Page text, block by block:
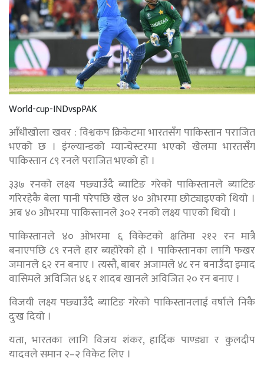
World-cup-INDvspPAK
आँधीखोला खवर : विश्वकप क्रिकेटमा भारतसँग पाकिस्तान पराजित
भएको छ । इंग्ल्यान्डको म्यान्चेस्टरमा भएको खेलमा भारतसँग
पाकिस्तान ८९ रनले पराजित भएको हो ।
३३७ रनको लक्ष्य पछ्याउँदै ब्याटिङ गरेको पाकिस्तानले ब्याटिङ
गरिरहेकै बेला पानी परेपछि खेल ४० ओभरमा छोट्याइएको थियो ।
अब ४० ओभरमा पाकिस्तानले ३०२ रनको लक्ष्य पाएको थियो ।
पाकिस्तानले ४० ओभरमा ६ विकेटको क्षतिमा २१२ रन मात्रै
बनाएपछि ८९ रनले हार ब्यहोरेको हो । पाकिस्तानका लागि फखर
जमानले ६२ रन बनाए । त्यस्तै, बाबर अजामले ४८ रन बनाउँदा इमाद
वासिमले अविजित ४६ र शादब खानले अविजित २० रन बनाए ।
विजयी लक्ष्य पछ्याउँदै ब्याटिङ गरेको पाकिस्तानलाई वर्षाले निकै
दुःख दियो ।
यता, भारतका लागि विजय शंकर, हार्दिक पाण्ड्या र कुलदीप
यादवले समान २–२ विकेट लिए ।